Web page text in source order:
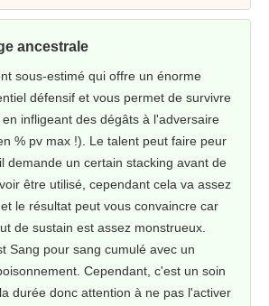
ancestrale
sous-estimé qui offre un énorme
défensif et vous permet de survivre
infligeant des dégâts à l'adversaire
% pv max !). Le talent peut faire peur
demande un certain stacking avant de
être utilisé, cependant cela va assez
le résultat peut vous convaincre car
de sustain est assez monstrueux.
Sang pour sang cumulé avec un
Cependant, c'est un soin
durée donc attention à ne pas l'activer